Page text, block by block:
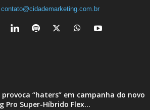
contato@cidademarketing.com.br
provoca “haters” em campanha do novo
Pro Super-Híbrido Flex...